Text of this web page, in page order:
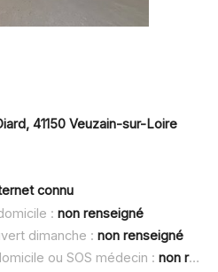
41150 Veuzain-sur-Loire
connu
: non renseigné
dimanche : non renseigné
ou SOS médecin : non renseigné